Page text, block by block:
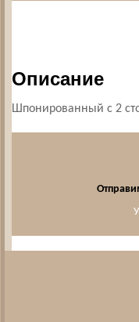
Описание
Шпонированный с 2